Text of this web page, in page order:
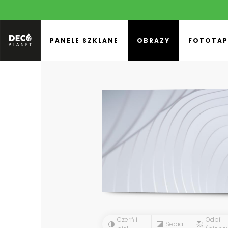
PANELE SZKLANE OBRAZY
Czerń i
Sepia
Odbij